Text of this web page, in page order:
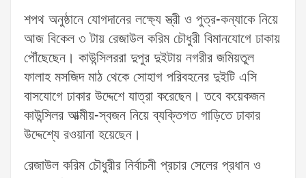
শপথ অনুষ্ঠানে যোগদানের লক্ষ্যে স্ত্রী ও পুত্র-কন্যাকে নিয়ে
আজ বিকেল ৩ টায় রেজাউল করিম চৌধুরী বিমানযোগে ঢাকায়
পৌঁছেছেন। কাউন্সিলররা দুপুর দুইটায় নগরীর জমিয়তুল
ফালাহ মসজিদ মাঠ থেকে সোহাগ পরিবহনের দুইটি এসি
বাসযোগে ঢাকার উদ্দেশে যাত্রা করেছেন। তবে কয়েকজন
কাউন্সিলর আত্মীয়-স্বজন নিয়ে ব্যক্তিগত গাড়িতে ঢাকার
উদ্দেশ্যে রওয়ানা হয়েছেন।
রেজাউল করিম চৌধুরীর নির্বাচনী প্রচার সেলের প্রধান ও